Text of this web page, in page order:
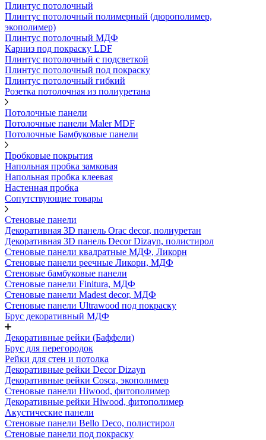
Плинтус потолочный
Плинтус потолочный полимерный (дюрополимер,
экополимер)
Плинтус потолочный МДФ
Карниз под покраску LDF
Плинтус потолочный с подсветкой
Плинтус потолочный под покраску
Плинтус потолочный гибкий
Розетка потолочная из полиуретана
Потолочные панели
Потолочные панели Maler MDF
Потолочные Бамбуковые панели
Пробковые покрытия
Напольная пробка замковая
Напольная пробка клеевая
Настенная пробка
Сопутствующие товары
Стеновые панели
Декоративная 3D панель Orac decor, полиуретан
Декоративная 3D панель Decor Dizayn, полистирол
Стеновые панели квадратные МДФ, Ликорн
Стеновые панели реечные Ликорн, МДФ
Стеновые бамбуковые панели
Стеновые панели Finitura, МДФ
Стеновые панели Madest decor, МДФ
Стеновые панели Ultrawood под покраску
Брус декоративный МДФ
Декоративные рейки (Баффели)
Брус для перегородок
Рейки для стен и потолка
Декоративные рейки Decor Dizayn
Декоративные рейки Cosca, экополимер
Стеновые панели Hiwood, фитополимер
Декоративные рейки Hiwood, фитополимер
Акустические панели
Стеновые панели Bello Deco, полистирол
Стеновые панели под покраску